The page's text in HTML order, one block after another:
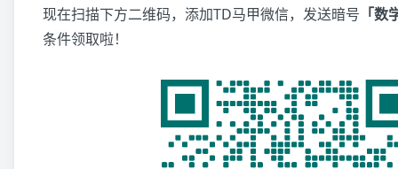
现在扫描下方二维码，添加TD马甲微信，发送暗号 「
条件领取啦！